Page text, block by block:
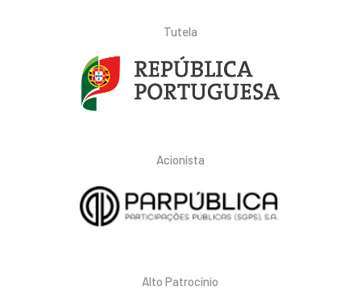
Tutela
Acionista
Alto Patrocínio